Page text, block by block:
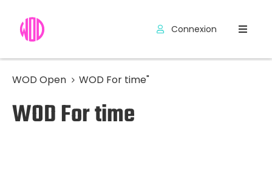
Hyrox
Programmes
Connexion
WOD Open WOD For time"
WOD For time